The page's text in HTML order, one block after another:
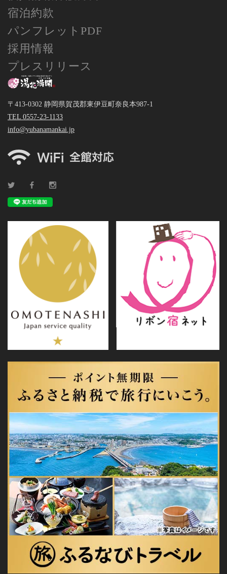
宿泊約款
パンフレットPDF
採用情報
プレスリリース
〒413-0302 静岡県賀茂郡東伊豆町奈良本987-1
TEL 0557-23-1133
info@yubanamankai.jp